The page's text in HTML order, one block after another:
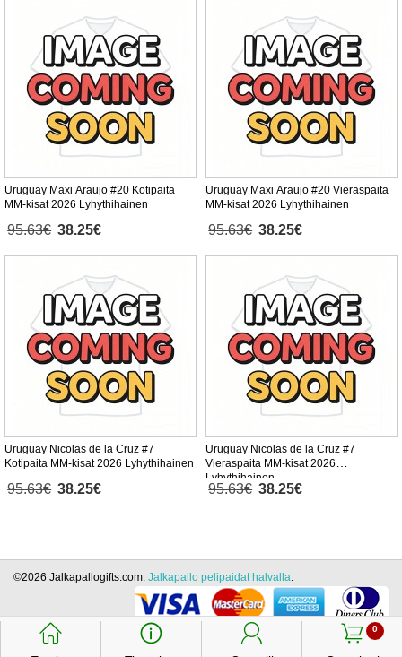
Uruguay Maxi Araujo #20 Kotipaita
MM-kisat 2026 Lyhythihainen
95.63€ 38.25€
Uruguay Maxi Araujo #20 Vieraspaita
MM-kisat 2026 Lyhythihainen
95.63€ 38.25€
Uruguay Nicolas de la Cruz #7
Kotipaita MM-kisat 2026 Lyhythihainen
95.63€ 38.25€
Uruguay Nicolas de la Cruz #7
Vieraspaita MM-kisat 2026
Lyhythihainen
95.63€ 38.25€
󰃱 󰈢 󰃳 0
󰃦
©2026 Jalkapallogifts.com. Jalkapallo pelipaidat halvalla.